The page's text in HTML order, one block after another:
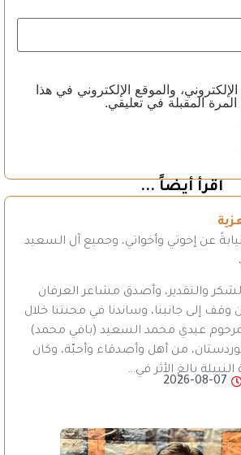
والموقع الإلكتروني في هذا
المقبلة في تعليقي.
اقرأ أيضاً ...
عن إخوتي وأخواتي، وجميع آل السعيد
والتقدير، وأصدق مشاعر العرفان
وقف إلى جانبنا، وساندنا في محنتنا خلال
عبدي محمد السعيد (بافي محمد)
من أهل وأصدقاء وأحبّة، وكان
بالغ الأثر في…
2026-08-07